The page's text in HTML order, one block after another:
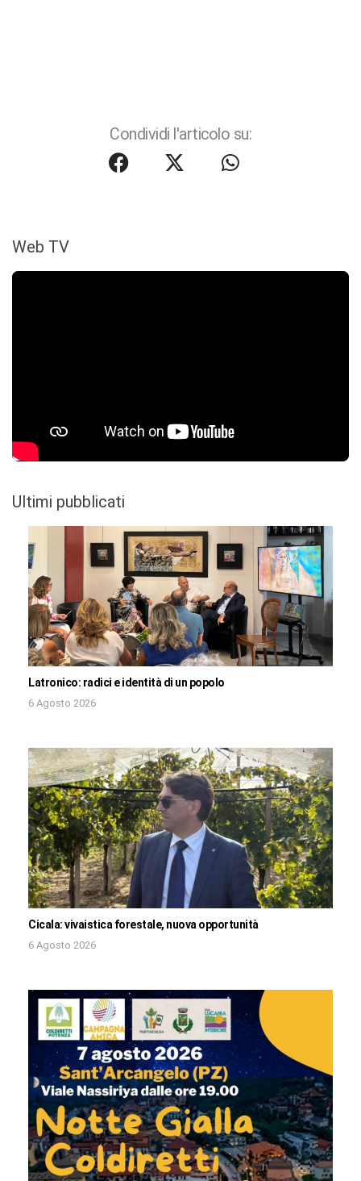
Condividi l'articolo su:
Web TV
Ultimi pubblicati
Latronico: radici e identità di un popolo
6 Agosto 2026
Cicala: vivaistica forestale, nuova opportunità
6 Agosto 2026